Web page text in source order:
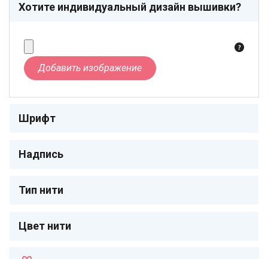
Хотите индивидуальный дизайн вышивки?
Добавить изображение
Шрифт
Надпись
Тип нити
Цвет нити